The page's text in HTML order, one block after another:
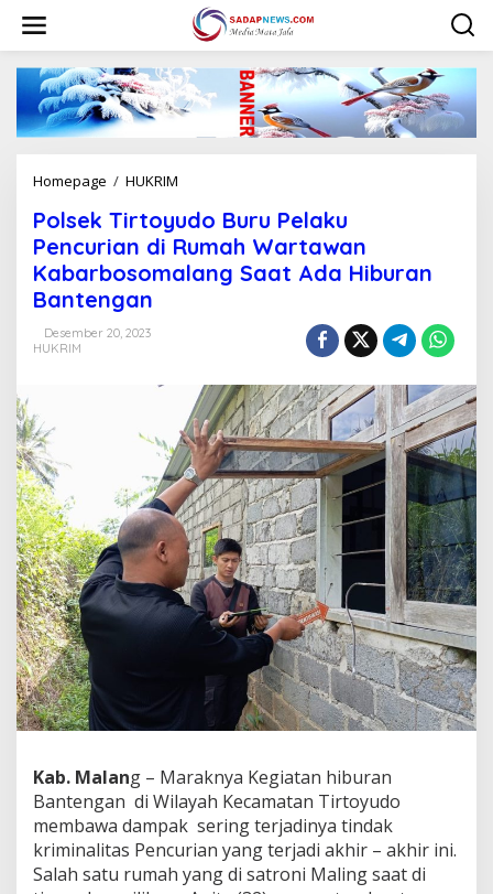
w
Homepage / HUKRIM
l
s
e
k
u
d
o
B
u
r
u
P
e
l
a
c
r
i
a
n
d
Polsek Tirtoyudo Buru Pelaku
Pencurian di Rumah Wartawan
Kabarbosomalang Saat Ada Hiburan
Bantengan
Desember 20, 2023
HUKRIM
Kab. Malang – Maraknya Kegiatan hiburan
Bantengan di Wilayah Kecamatan Tirtoyudo
membawa dampak sering terjadinya tindak
kriminalitas Pencurian yang terjadi akhir – akhir ini.
Salah satu rumah yang di satroni Maling saat di